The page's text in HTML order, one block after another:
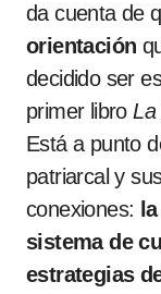
da cuenta de
orientación
decidido ser
primer libroLa
Está a punto
patriarcal y
conexiones:
sistema de
estrategias